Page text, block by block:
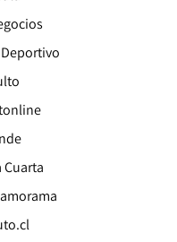
Deportivo
Cuarta